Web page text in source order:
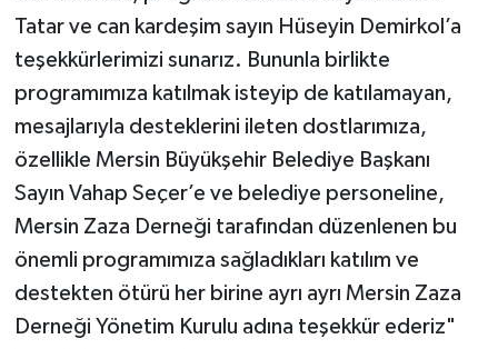
Tatar ve can kardeşim sayın Hüseyin Demirkol’a
teşekkürlerimizi sunarız. Bununla birlikte
programımıza katılmak isteyip de katılamayan,
mesajlarıyla desteklerini ileten dostlarımıza,
özellikle Mersin Büyükşehir Belediye Başkanı
Sayın Vahap Seçer’e ve belediye personeline,
Mersin Zaza Derneği tarafından düzenlenen bu
önemli programımıza sağladıkları katılım ve
destekten ötürü her birine ayrı ayrı Mersin Zaza
Derneği Yönetim Kurulu adına teşekkür ederiz"